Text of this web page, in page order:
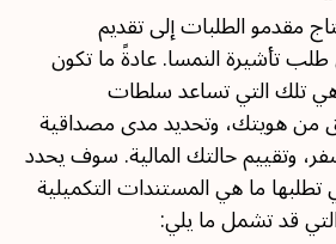
مقدمو الطلبات إلى تقديم
تأشيرة النمسا. عادةً ما تكون
تلك التي تساعد سلطات
من هويتك، وتحديد مدى مصداقية
وتقييم حالتك المالية. سوف يحدد
تطلبها ما هي المستندات التكميلية
قد تشمل ما يلي: